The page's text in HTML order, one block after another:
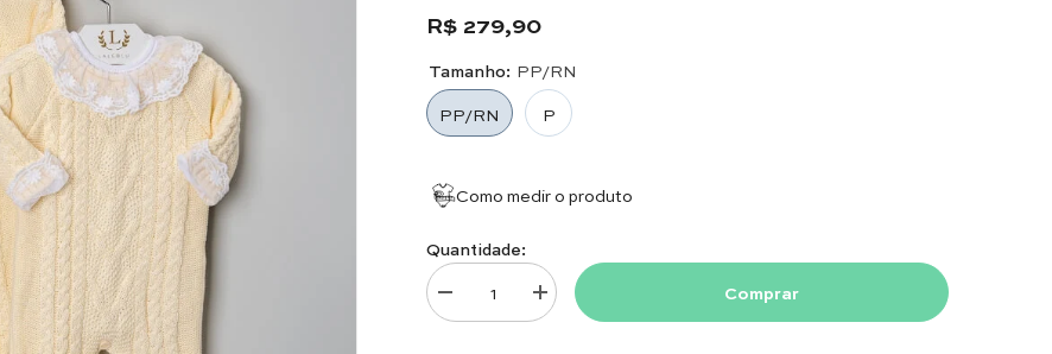
R$ 279,90
Tamanho: PP/RN
PP/RN
P
Como medir o produto
Quantidade:
Diminuir quantidade para Macacão - Roma - Amarelo Pó
Aumentar quantidade para Macacão - Roma - Amarelo Pó
Comprar